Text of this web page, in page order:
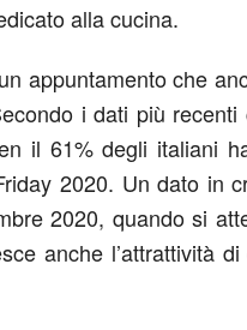
alla cucina.
appuntamento che
i dati più recenti
il 61% degli italiani
2020. Un dato in
2020, quando si
anche l’attrattività